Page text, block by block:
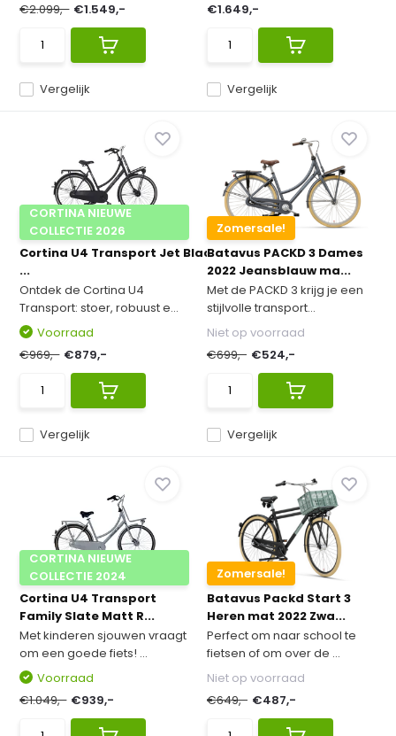
Vergelijk
€2.099,- €1.549,-
Vergelijk
€1.649,-
CORTINA NIEUWE
COLLECTIE 2026
Cortina U4 Transport Jet Black Matt ND7
...
Ontdek de Cortina U4
Transport: stoer, robuust e...
Vergelijk
Voorraad
€969,- €879,-
Zomersale!
Batavus PACKD 3 Dames
2022 Jeansblauw ma...
Met de PACKD 3 krijg je een
stijlvolle transport...
Vergelijk
Niet op voorraad
€699,- €524,-
CORTINA NIEUWE
COLLECTIE 2024
Cortina U4 Transport
Family Slate Matt R...
Met kinderen sjouwen vraagt
om een goede fiets! ...
Voorraad
€1.049,- €939,-
Zomersale!
Batavus Packd Start 3
Heren mat 2022 Zwa...
Perfect om naar school te
fietsen of om over de ...
Niet op voorraad
€649,- €487,-